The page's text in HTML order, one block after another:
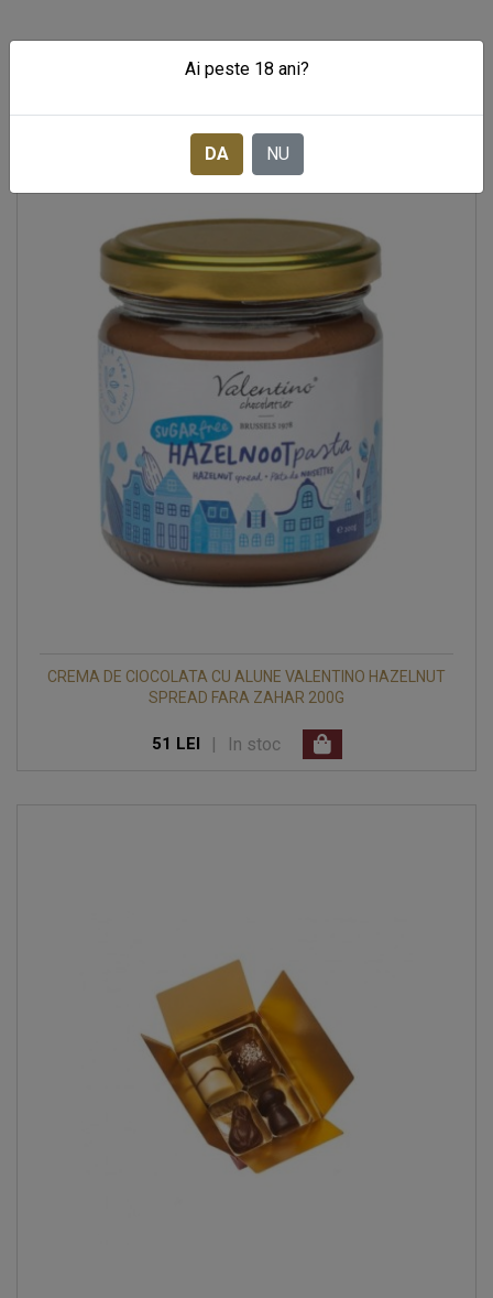
PRODUSE SIMILARE
CREMA DE CIOCOLATA CU ALUNE VALENTINO HAZELNUT
SPREAD FARA ZAHAR 200G
51 LEI | In stoc
Ai peste 18 ani?
DA NU